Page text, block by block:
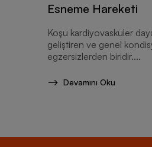
Esneme Hareketi
Koşu kardiyovasküler
geliştiren ve genel
egzersizlerden biridir....
Devamını Oku